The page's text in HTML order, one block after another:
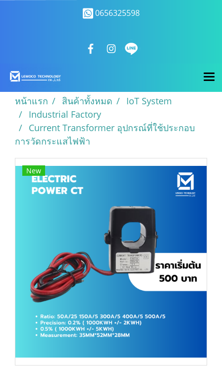
0656325598
หน้าแรก สินค้าทั้งหมด
IoT System
Industrial Factory
Current Transformer อุปกรณ์ที่ใช้ประกอบ
การวัดกระแสไฟฟ้า
New